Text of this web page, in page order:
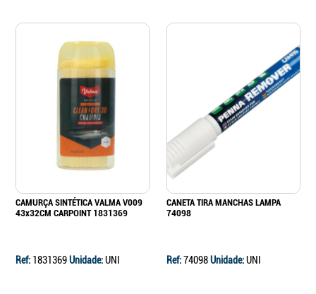
CAMURÇA SINTÉTICA VALMA V009
43x32CM CARPOINT 1831369
Ref: 1831369Unidade:UNI
CANETA TIRA MANCHAS LAMPA
74098
Ref:74098Unidade:UNI